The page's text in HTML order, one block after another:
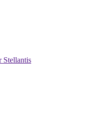
Stellantis